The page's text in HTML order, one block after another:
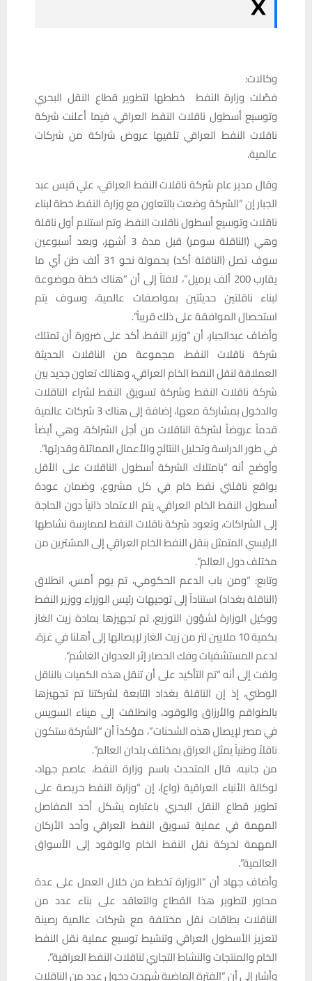
وكالات:
فصَّلت وزارة النفط خططها لتطوير قطاع النقل البحري
وتوسيع أسطول ناقلات النفط العراقي، فيما أعلنت شركة
ناقلات النفط العراقي تلقيها عروض شراكة من شركات
عالمية.
وقال مدير عام شركة ناقلات النفط العراقي، علي قيس عبد
الجبار إن “الشركة وضعت بالتعاون مع وزارة النفط، خطة لبناء
ناقلات وتوسيع أسطول ناقلات النفط، وتم استلام أول ناقلة
وهي (الناقلة سومر) قبل مدة 3 أشهر، وبعد أسبوعين
سوف تصل (الناقلة أكد) بحمولة نحو 31 ألف طن أي ما
يقارب 200 ألف برميل”، لافتاً إلى أن “هناك خطة موضوعة
لبناء ناقلتين حديثتين بمواصفات عالمية، وسوف يتم
استحصال الموافقة على ذلك قريباً”.
وأضاف عبدالجبار، أن “وزير النفط، أكد على ضرورة أن تمتلك
شركة ناقلات النفط، مجموعة من الناقلات الحديثة
العملاقة لنقل النفط الخام العراقي، وهنالك تعاون جديد بين
شركة ناقلات النفط وشركة تسويق النفط لشراء الناقلات
والدخول بمشاركة معها، إضافة إلى هناك 3 شركات عالمية
قدماً عروضاً لشركة الناقلات من أجل الشراكة، وهي أيضاً
في طور الدراسة وتحليل النتائج والأعمال المماثلة وقدرتها”.
وأوضح أنه “بامتلاك الشركة أسطول الناقلات على الأقل
بواقع ناقلتي نفط خام في كل مشروع، وضمان عودة
أسطول النفط الخام العراقي، يتم الاعتماد ذاتياً دون الحاجة
إلى الشراكات، وتعود شركة ناقلات النفط لممارسة نشاطها
الرئيسي المتمثل بنقل النفط الخام العراقي إلى المشترين من
مختلف دول العالم”.
وتابع: “ومن باب الدعم الحكومي، تم يوم أمس، انطلاق
(الناقلة بغداد) استناداً إلى توجيهات رئيس الوزراء ووزير النفط
ووكيل الوزارة لشؤون التوزيع، تم تجهيزها بمادة زيت الغاز
بكمية 10 ملايين لتر من زيت الغاز لإيصالها إلى أهلنا في غزة،
لدعم المستشفيات وفك الحصار إثر العدوان الغاشم”.
ولفت إلى أنه “تم التأكيد على أن تنقل هذه الكميات بالناقل
الوطني، إذ إن الناقلة بغداد التابعة لشركتنا تم تجهيزها
بالطواقم والأرزاق والوقود، وانطلقت إلى ميناء السويس
في مصر لإيصال هذه الشحنات”، مؤكداً أن “الشركة ستكون
ناقلاً وطنياً يمثل العراق بمختلف بلدان العالم”.
من جانبه، قال المتحدث باسم وزارة النفط، عاصم جهاد،
لوكالة الأنباء العراقية (واع)، إن “وزارة النفط حريصة على
تطوير قطاع النقل البحري باعتباره يشكل أحد المفاصل
المهمة في عملية تسويق النفط العراقي وأحد الأركان
المهمة لحركة نقل النفط الخام والوقود إلى الأسواق
العالمية”.
وأضاف جهاد أن “الوزارة تخطط من خلال العمل على عدة
محاور لتطوير هذا القطاع والتعاقد على بناء عدد من
الناقلات بطاقات نقل مختلفة مع شركات عالمية رصينة
لتعزيز الأسطول العراقي وتنشيط توسيع عملية نقل النفط
الخام والمنتجات والنشاط التجاري لناقلات النفط العراقية”.
وأشار إلى أن “الفترة الماضية شهدت دخول عدد من الناقلات